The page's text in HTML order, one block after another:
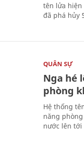
tên lửa hiện
đã phá hủy
QUÂN SỰ
Nga hé
phòng
Hệ thống
năng
nước lên tới